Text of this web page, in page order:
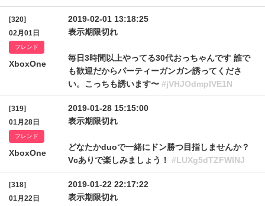
[320]
02月01日
フレンド
XboxOne
2019-02-01 13:18:25
表示期限切れ
毎日3時間以上やってる30代おっちゃんです 誰で
も歓迎だからパーティーガンガン誘ってくださ
い。こっちも誘います〜 #jVHJOdmpIVE1N
[319]
01月28日
フレンド
XboxOne
2019-01-28 15:15:00
表示期限切れ
どなたかduoで一緒にドン勝つ目指しませんか？
Vcありで楽しみましょう！ #LUXg5dTZFWlNJ
[318]
01月22日
2019-01-22 22:17:22
表示期限切れ